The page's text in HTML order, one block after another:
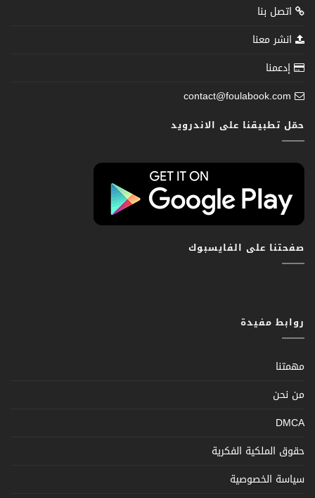
اتصل بنا
انشر معنا
إدعمنا
contact@foulabook.com
حمّل تطبيقنا على الاندرويد
صفحتنا على الفايسبوك
روابط مفيدة
مهمتنا
من نحن
DMCA
حقوق الملكية الفكرية
سياسة الخصوصية